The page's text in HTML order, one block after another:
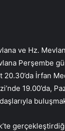
ve Hz.
Perşembe
20.30’da İrfan
19.00’da,